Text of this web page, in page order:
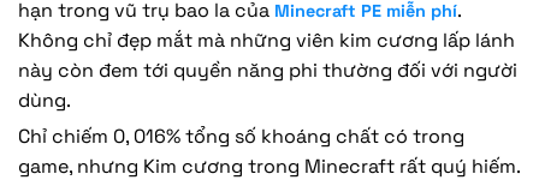
hạn trong vũ trụ bao la của Minecraft PE miễn phí.
Không chỉ đẹp mắt mà những viên kim cương lấp lánh
này còn đem tới quyền năng phi thường đối với người
dùng.
Chỉ chiếm 0, 016% tổng số khoáng chất có trong
game, nhưng Kim cương trong Minecraft rất quý hiếm.